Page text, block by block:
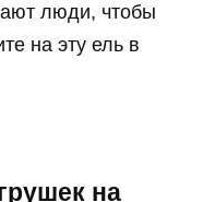
люди, чтобы
на эту ель в
на